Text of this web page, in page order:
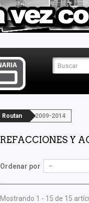
Routan 2009-2014
REFACCIONES Y
Ordenar por --
Mostrando 1 - 15 de 15